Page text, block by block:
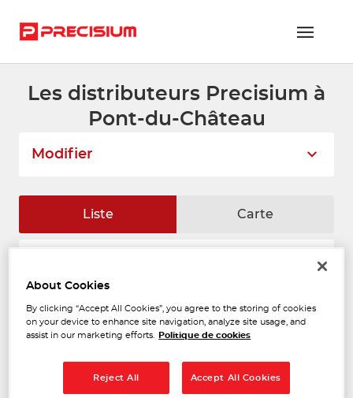
RÉSEAU PRECISIUM
NOUS REJOINDRE
ESPACE ADHÉRENT
Les distributeurs Precisium à
Pont-du-Château
Modifier
Liste Carte
9.39
km
9 bis, rue Gutenberg
Ouvert 09:00 - 12:00 et 14:00 -
18:00
Voir plus
About Cookies
By clicking “Accept All Cookies”, you agree to the storing of cookies
on your device to enhance site navigation, analyze site usage, and
assist in our marketing efforts.
Politique de cookies
Reject All Accept All Cookies